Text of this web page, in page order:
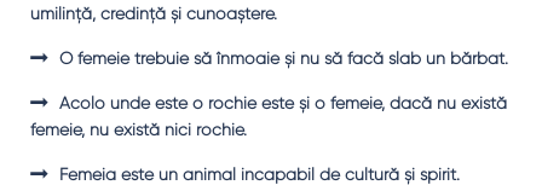
umilinţă, credinţă şi cunoaştere.
O femeie trebuie să înmoaie şi nu să facă slab un bărbat.
Acolo unde este o rochie este şi o femeie, dacă nu există
femeie, nu există nici rochie.
Femeia este un animal incapabil de cultură şi spirit.